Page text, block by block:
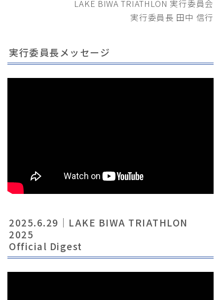
LAKE BIWA TRIATHLON 実行委員会
実行委員長 田中 信行
実行委員長メッセージ
2025.6.29｜LAKE BIWA TRIATHLON
2025
Official Digest